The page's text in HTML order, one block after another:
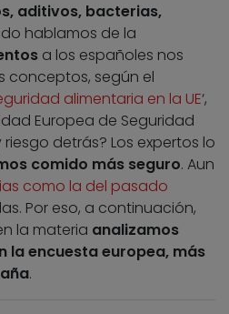
aditivos, bacterias,
hablamos de la
a los españoles nos
conceptos, según el
alimentaria en la UE‘,
Europea de Seguridad
riesgo detrás? Los expertos lo
comido más seguro. Aun
como la del pasado
Por eso, a continuación,
la materia analizamos
la encuesta europea, más
.